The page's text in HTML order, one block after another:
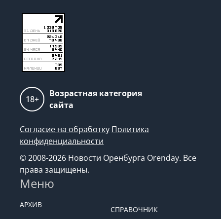
18+
Возрастная категория
сайта
Согласие на обработку Политика
конфиденциальности
© 2008-2026 Новости Оренбурга Orenday. Все
права защищены.
Меню
АРХИВ
СПРАВОЧНИК